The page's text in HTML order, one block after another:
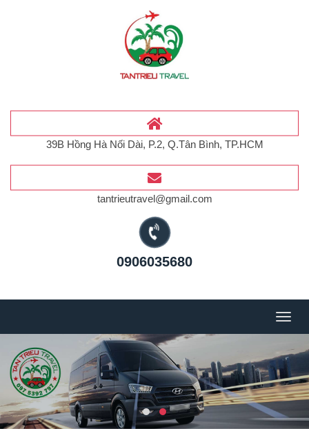
39B Hồng Hà Nối Dài, P.2, Q.Tân Bình, TP.HCM
tantrieutravel@gmail.com
0906035680
Menu